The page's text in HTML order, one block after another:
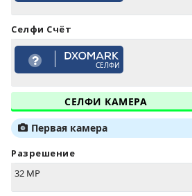
Селфи Счёт
СЕЛФИ
СЕЛФИ КАМЕРА
Первая камера
Разрешение
32 MP